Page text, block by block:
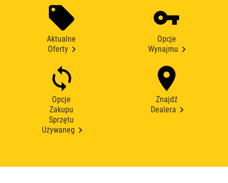
Aktualne
Oferty
Opcje
Wynajmu
Opcje
Zakupu
Sprzętu
Używaneg
Znajdź
Dealera